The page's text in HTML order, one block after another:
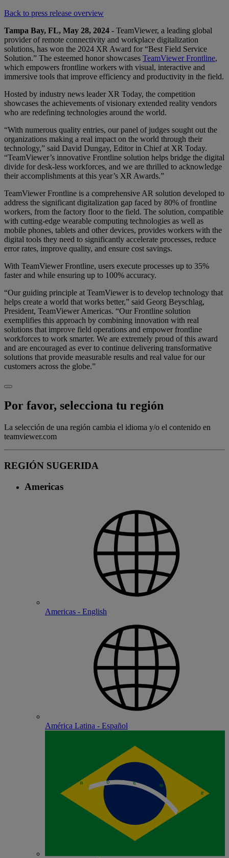
Back to press release overview
Tampa Bay, FL, May 28, 2024 - TeamViewer, a leading global
provider of remote connectivity and workplace digitalization
solutions, has won the 2024 XR Award for “Best Field Service
Solution.” The esteemed honor showcases TeamViewer Frontline,
which empowers frontline workers with visual, interactive and
immersive tools that improve efficiency and productivity in the field.
Hosted by industry news leader XR Today, the competition
showcases the achievements of visionary extended reality vendors
who are redefining technologies around the world.
“With numerous quality entries, our panel of judges sought out the
organizations making a real impact on the world through their
technology,” said David Dungay, Editor in Chief at XR Today.
“TeamViewer’s innovative Frontline solution helps bridge the digital
divide for desk-less workforces, and we are thrilled to acknowledge
their accomplishments at this year’s XR Awards.”
TeamViewer Frontline is a comprehensive AR solution developed to
address the significant digitalization gap faced by 80% of frontline
workers, from the factory floor to the field. The solution, compatible
with cutting-edge wearable computing technologies as well as
mobile phones, tablets and other devices, provides workers with the
digital tools they need to significantly accelerate processes, reduce
error rates, improve quality, and ensure cost savings.
With TeamViewer Frontline, users execute processes up to 35%
faster and while ensuring up to 100% accuracy.
“Our guiding principle at TeamViewer is to develop technology that
helps create a world that works better,” said Georg Beyschlag,
President, TeamViewer Americas. “Our Frontline solution
exemplifies this approach by combining innovation with real
solutions that improve field operations and empower frontline
workforces to work smarter. We are extremely proud of this award
and are encouraged as ever to continue delivering transformative
solutions that provide measurable results and real value for our
customers across the globe.”
Por favor, selecciona tu región
La selección de una región cambia el idioma y/o el contenido en
teamviewer.com
REGIÓN SUGERIDA
Americas
Americas - English
América Latina - Español